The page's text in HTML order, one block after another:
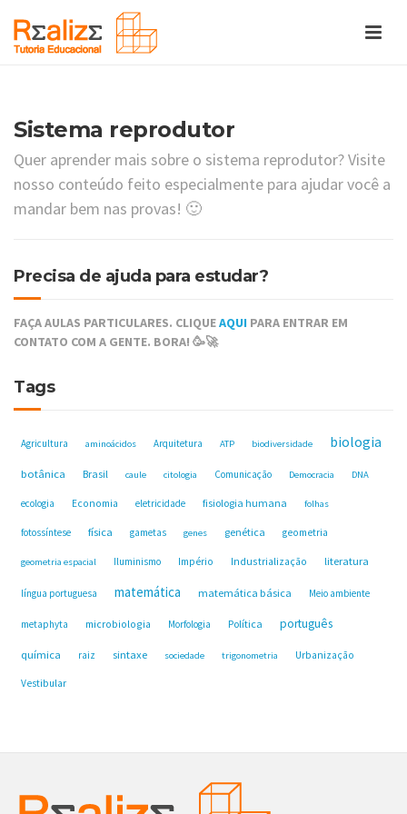
Sistema reprodutor
Quer aprender mais sobre o sistema reprodutor? Visite
nosso conteúdo feito especialmente para ajudar você a
mandar bem nas provas! 🙂
Precisa de ajuda para estudar?
FAÇA AULAS PARTICULARES. CLIQUEAQUI PARA ENTRAR EM
CONTATO COM A GENTE. BORA! 🥳🚀
Tags
Agricultura aminoácidos Arquitetura ATP biodiversidade biologia
botânica Brasil caule citologia Comunicação Democracia DNA
ecologia Economia eletricidade fisiologia humana folhas
fotossíntese física gametas genes genética geometria
geometria espacial Iluminismo Império Industrialização literatura
língua portuguesa matemática matemática básica Meio ambiente
metaphyta microbiologia Morfologia Política português
química raiz sintaxe sociedade trigonometria Urbanização
Vestibular